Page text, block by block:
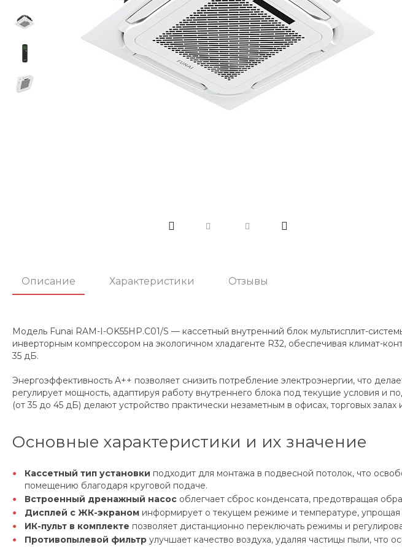
Описание Характеристики Отзывы
Модель Funai RAM-I-OK55HP.C01/S — кассетный внутренний блок мультисплит-
инверторным компрессором на экологичном хладагенте R32, обеспечивая климат-
35 дБ.
Энергоэффективность A++ позволяет снизить потребление электроэнергии, что
регулирует мощность, адаптируя работу внутреннего блока под текущие условия
(от 35 до 45 дБ) делают устройство практически незаметным в офисах, торговых
Основные характеристики и их значение
Кассетный тип установки подходит для монтажа в подвесной потолок, что
помещению благодаря круговой подаче.
Встроенный дренажный насос облегчает сброс конденсата, предотвращая
Дисплей с ЖК-экраном информирует о текущем режиме и температуре, упрощая
ИК-пульт в комплекте позволяет дистанционно переключать режимы и
Противопылевой фильтр улучшает качество воздуха, удаляя частицы пыли,